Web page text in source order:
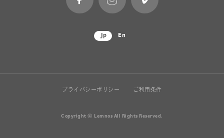
Jp En
プライバシーポリシー ご利用条件
Copyright © Lemnos All Rights Reserved.